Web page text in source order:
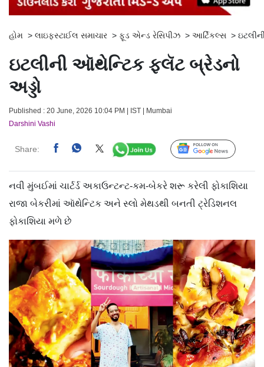
હોમ > લાઇફસ્ટાઈલ સમાચાર > ફૂડ એન્ડ રેસિપીઝ > આર્ટિકલ્સ >
ઇટલીની આૅથેન્ટિક ફ્લૅટ બ્રેડનો
અડ્ડો
Published : 20 June, 2026 10:04 PM | IST | Mumbai
Darshini Vashi
Share: Follow Us
નવી મુંબઈમાં ચાર્ટર્ડ અકાઉન્ટન્ટ-કમ-બેકરે શરૂ કરેલી ફોકાશિયા
રાજા બેકરીમાં આૅથેન્ટિક અને સ્લો મેથડથી બનતી ટ્રેડિશનલ
ફોકાશિયા મળે છે